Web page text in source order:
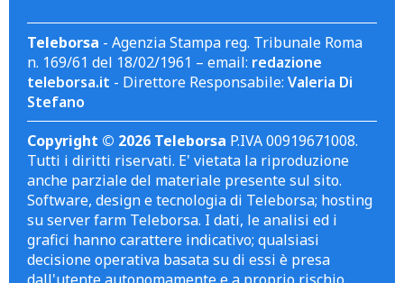
Teleborsa - Agenzia Stampa reg. Tribunale Roma
n. 169/61 del 18/02/1961 – email: redazione
teleborsa.it - Direttore Responsabile: Valeria Di
Stefano
Copyright © 2026 Teleborsa P.IVA 00919671008.
Tutti i diritti riservati. E' vietata la riproduzione
anche parziale del materiale presente sul sito.
Software, design e tecnologia di Teleborsa; hosting
su server farm Teleborsa. I dati, le analisi ed i
grafici hanno carattere indicativo; qualsiasi
decisione operativa basata su di essi è presa